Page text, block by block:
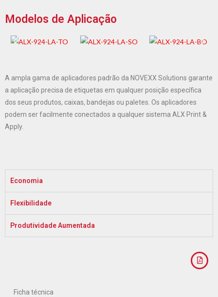
Modelos de Aplicação
A ampla gama de aplicadores padrão da NOVEXX Solutions garante
a aplicação precisa de etiquetas em qualquer posição específica
dos seus produtos, caixas, bandejas ou paletes. Os aplicadores
podem ser facilmente conectados a qualquer sistema ALX Print &
Apply.
Economia
Flexibilidade
Produtividade Aumentada
Ficha técnica